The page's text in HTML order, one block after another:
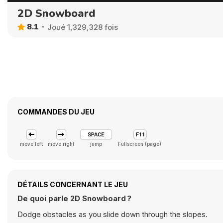
2D Snowboard
8.1 Joué 1,329,328 fois
COMMANDES DU JEU
move left move right jump Fullscreen (page)
DÉTAILS CONCERNANT LE JEU
De quoi parle 2D Snowboard ?
Dodge obstacles as you slide down through the slopes.